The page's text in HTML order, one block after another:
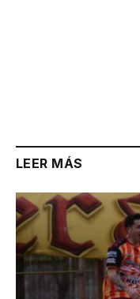
LEER MÁS